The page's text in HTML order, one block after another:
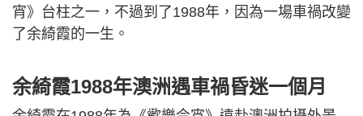
宵》台柱之一，不過到了1988年，因為一場車禍改變
了余綺霞的一生。
余綺霞1988年澳洲遇車禍昏迷一個月